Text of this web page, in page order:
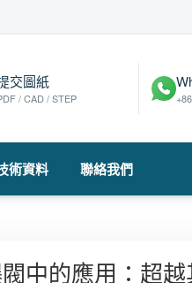
交圖紙
/ CAD / STEP
術資料 聯絡我們
中的應用：超